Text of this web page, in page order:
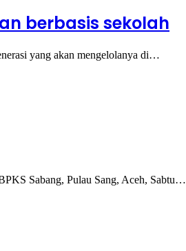
berbasis sekolah
yang akan mengelolanya di…
Sabang, Pulau Sang, Aceh, Sabtu…